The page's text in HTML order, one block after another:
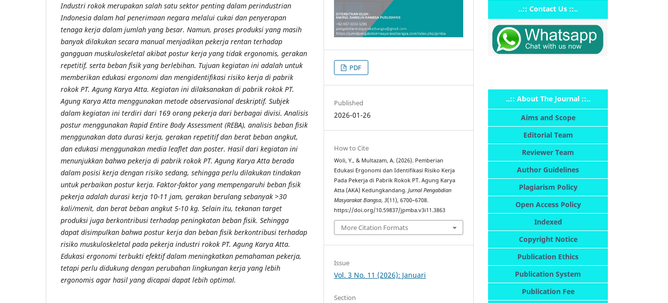
Industri rokok merupakan salah satu sektor penting dalam perindustrian
Indonesia dalam hal penerimaan negara melalui cukai dan penyerapan
tenaga kerja dalam jumlah yang besar. Namun, proses produksi yang masih
banyak dilakukan secara manual menjadikan pekerja rentan terhadap
gangguan muskuloskeletal akibat postur kerja yang tidak ergonomis, gerakan
repetitif, serta beban fisik yang berlebihan. Tujuan kegiatan ini adalah untuk
memberikan edukasi ergonomi dan mengidentifikasi risiko kerja di pabrik
rokok PT. Agung Karya Atta. Kegiatan ini dilaksanakan di pabrik rokok PT.
Agung Karya Atta menggunakan metode observasional deskriptif. Subjek
dalam kegiatan ini terdiri dari 169 orang pekerja dari berbagai divisi. Analisis
postur menggunakan Rapid Entire Body Assessment (REBA), analisis beban fisik
menggunakan data durasi kerja, gerakan repetitif dan berat beban angkut,
dan edukasi menggunakan media leaflet dan poster. Hasil dari kegiatan ini
menunjukkan bahwa pekerja di pabrik rokok PT. Agung Karya Atta berada
dalam posisi kerja dengan risiko sedang, sehingga perlu dilakukan tindakan
untuk perbaikan postur kerja. Faktor-faktor yang mempengaruhi beban fisik
pekerja adalah durasi kerja 10-11 jam, gerakan berulang sebanyak >30
kali/menit, dan berat beban angkut 5-10 kg. Selain itu, tekanan target
produksi juga berkontribusi terhadap peningkatan beban fisik. Sehingga
dapat disimpulkan bahwa postur kerja dan beban fisik berkontribusi terhadap
risiko muskuloskeletal pada pekerja industri rokok PT. Agung Karya Atta.
Edukasi ergonomi terbukti efektif dalam meningkatkan pemahaman pekerja,
tetapi perlu didukung dengan perubahan lingkungan kerja yang lebih
ergonomis agar hasil yang dicapai dapat lebih optimal.
PDF
Published
2026-01-26
How to Cite
Woli, Y., & Multazam, A. (2026). Pemberian
Edukasi Ergonomi dan Identifikasi Risiko Kerja
Pada Pekerja di Pabrik Rokok PT. Agung Karya
Atta (AKA) Kedungkandang.Jurnal Pengabdian
Masyarakat Bangsa,3(11), 6700–6708.
https://doi.org/10.59837/jpmba.v3i11.3863
More Citation Formats
Issue
Vol. 3 No. 11 (2026): Januari
Section
..:: Contact Us ::..
..:: About The Journal ::..
Aims and Scope
Editorial Team
Reviewer Team
Author Guidelines
Plagiarism Policy
Open Access Policy
Indexed
Copyright Notice
Publication Ethics
Publication System
Publication Fee